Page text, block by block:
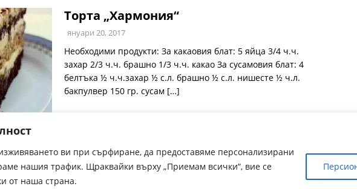
ви при сърфиране, да предоставяме персонализирани
нашия трафик. Щраквайки върху „Приемам всички“, вие се
от наша страна.
Торта „Хармония“
януари 20, 2017
Необходими продукти: За какаовия блат: 5 яйца 3/4 ч.ч.
захар 2/3 ч.ч. брашно 1/3 ч.ч. какао За сусамовия блат: 4
белтъка ½ ч.ч.захар ½ с.л. брашно ½ с.л. нишесте ½ ч.л.
бакпулвер 150 гр. сусам […]
са преведени от чуждрестранни сайтове. За контакти admin@receptite.online